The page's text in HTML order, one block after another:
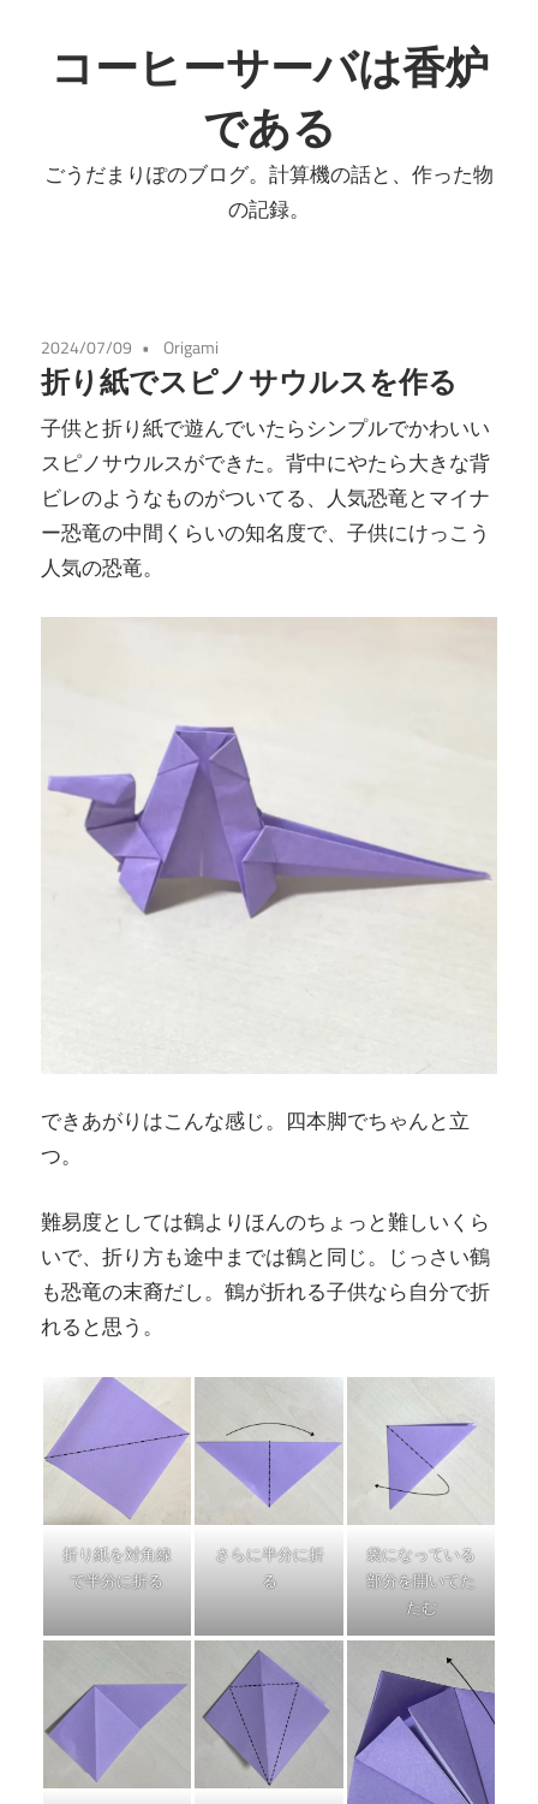
ン
テ
へ
コーヒーサーバは香炉
である
ごうだまりぽのブログ。計算機の話と、作った物
の記録。
2024/07/09 Origami
折り紙でスピノサウルスを作る
子供と折り紙で遊んでいたらシンプルでかわいい
スピノサウルスができた。背中にやたら大きな背
ビレのようなものがついてる、人気恐竜とマイナ
ー恐竜の中間くらいの知名度で、子供にけっこう
人気の恐竜。
できあがりはこんな感じ。四本脚でちゃんと立
つ。
難易度としては鶴よりほんのちょっと難しいくら
いで、折り方も途中までは鶴と同じ。じっさい鶴
も恐竜の末裔だし。鶴が折れる子供なら自分で折
れると思う。
折り紙を対角線
で半分に折る
さらに半分に折
る
袋になっている
部分を開いてた
たむ